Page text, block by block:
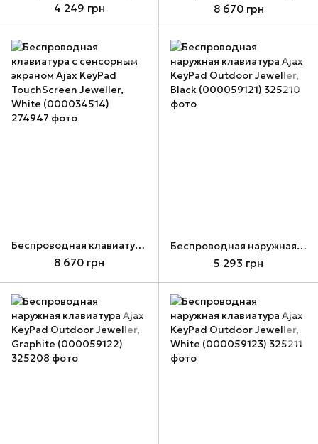
4 249 грн 8 670 грн
Беспроводная клавиатура с сенсорным экраном Ajax KeyPad TouchScreen Jeweller, White (000034514)
8 670 грн
Беспроводная наружная клавиатура Ajax KeyPad Outdoor Jeweller, Black (000059121)
5 293 грн